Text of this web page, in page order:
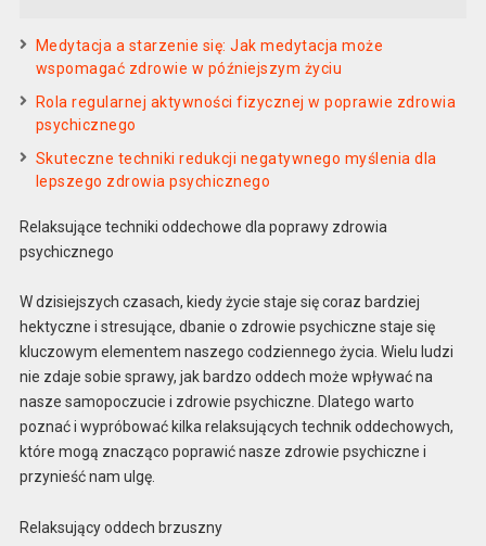
Medytacja a starzenie się: Jak medytacja może
wspomagać zdrowie w późniejszym życiu
Rola regularnej aktywności fizycznej w poprawie zdrowia
psychicznego
Skuteczne techniki redukcji negatywnego myślenia dla
lepszego zdrowia psychicznego
Relaksujące techniki oddechowe dla poprawy zdrowia
psychicznego
W dzisiejszych czasach, kiedy życie staje się coraz bardziej
hektyczne i stresujące, dbanie o zdrowie psychiczne staje się
kluczowym elementem naszego codziennego życia. Wielu ludzi
nie zdaje sobie sprawy, jak bardzo oddech może wpływać na
nasze samopoczucie i zdrowie psychiczne. Dlatego warto
poznać i wypróbować kilka relaksujących technik oddechowych,
które mogą znacząco poprawić nasze zdrowie psychiczne i
przynieść nam ulgę.
Relaksujący oddech brzuszny